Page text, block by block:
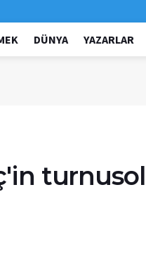
DÜNYA YAZARLAR
turnusol